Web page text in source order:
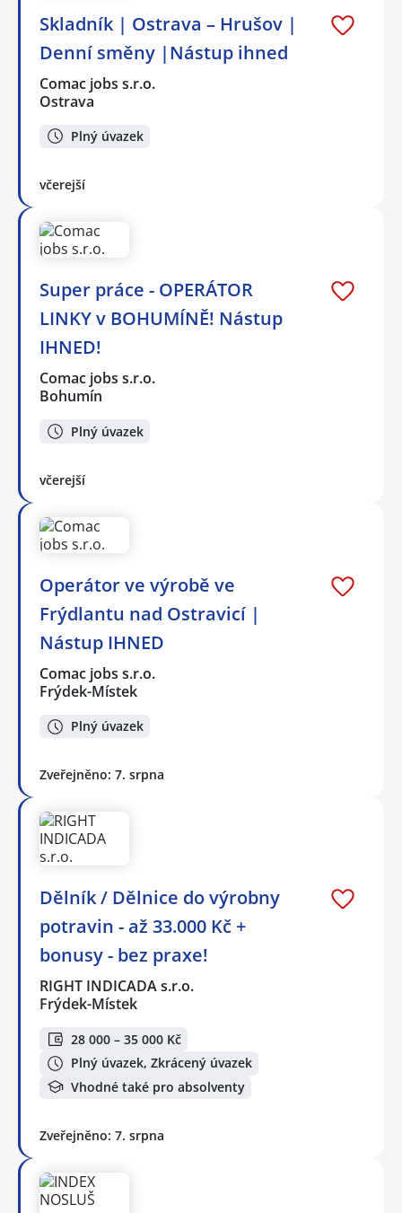
Skladník | Ostrava – Hrušov |
Denní směny |Nástup ihned
Comac jobs s.r.o.
Ostrava
Plný úvazek
včerejší
Super práce - OPERÁTOR
LINKY v BOHUMÍNĚ! Nástup
IHNED!
Comac jobs s.r.o.
Bohumín
Plný úvazek
včerejší
Operátor ve výrobě ve
Frýdlantu nad Ostravicí |
Nástup IHNED
Comac jobs s.r.o.
Frýdek-Místek
Plný úvazek
Zveřejněno: 7. srpna
Dělník / Dělnice do výrobny
potravin - až 33.000 Kč +
bonusy - bez praxe!
RIGHT INDICADA s.r.o.
Frýdek-Místek
28 000 – 35 000 Kč
Plný úvazek, Zkrácený úvazek
Vhodné také pro absolventy
Zveřejněno: 7. srpna